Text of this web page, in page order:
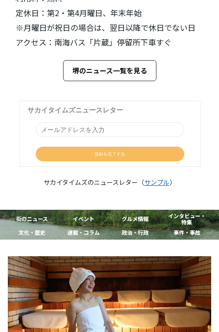
定休日：第2・第4月曜日、年末年始
※月曜日が祝日の場合は、翌日以降で休日でない日
アクセス：南海バス「片蔵」停留所下車すぐ
堺のニュース一覧を見る
サカイタイムズのニュースレター（サンプル）
街のニュース イベント グルメ情報
インタビュー・
特集
文化・歴史
連載・コラム 政治・行政 事件・事故